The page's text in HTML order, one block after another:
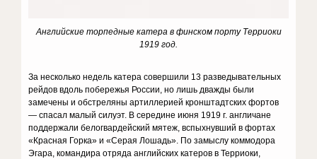
Английские торпедные катера в финcком порту Терриоки
1919 год.
За несколько недель катера совершили 13 разведывательных
рейдов вдоль побережья России, но лишь дважды были
замечены и обстреляны артиллерией кронштадтских фортов
— спасал малый силуэт. В середине июня 1919 г. англичане
поддержали белогвардейский мятеж, вспыхнувший в фортах
«Красная Горка» и «Серая Лошадь». По замыслу коммодора
Эгара, командира отряда английских катеров в Терриоки,